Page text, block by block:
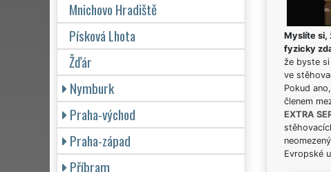
Myslíte si,
fyzicky
že byste
ve
Pokud
členem
EXTRA
Evropské
Mnichovo Hradiště
Písková Lhota
Žďár
Nymburk
Praha-východ
Praha-západ
Příbram